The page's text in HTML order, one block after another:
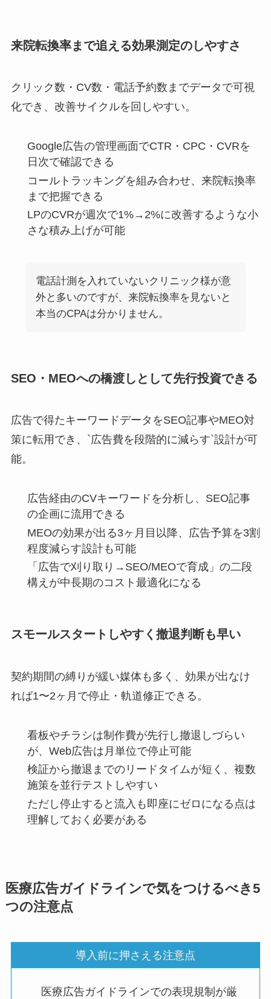
来院転換率まで追える効果測定のしやすさ
クリック数・CV数・電話予約数までデータで可視
化でき、改善サイクルを回しやすい。
Google広告の管理画面でCTR・CPC・CVRを
日次で確認できる
コールトラッキングを組み合わせ、来院転換率
まで把握できる
LPのCVRが週次で1%→2%に改善するような小
さな積み上げが可能
電話計測を入れていないクリニック様が意
外と多いのですが、来院転換率を見ないと
本当のCPAは分かりません。
SEO・MEOへの橋渡しとして先行投資できる
広告で得たキーワードデータをSEO記事やMEO対
策に転用でき、`広告費を段階的に減らす`設計が可
能。
広告経由のCVキーワードを分析し、SEO記事
の企画に流用できる
MEOの効果が出る3ヶ月目以降、広告予算を3割
程度減らす設計も可能
「広告で刈り取り→SEO/MEOで育成」の二段
構えが中長期のコスト最適化になる
スモールスタートしやすく撤退判断も早い
契約期間の縛りが緩い媒体も多く、効果が出なけ
れば1〜2ヶ月で停止・軌道修正できる。
看板やチラシは制作費が先行し撤退しづらい
が、Web広告は月単位で停止可能
検証から撤退までのリードタイムが短く、複数
施策を並行テストしやすい
ただし停止すると流入も即座にゼロになる点は
理解しておく必要がある
医療広告ガイドラインで気をつけるべき5
つの注意点
導入前に押さえる注意点
医療広告ガイドラインでの表現規制が厳